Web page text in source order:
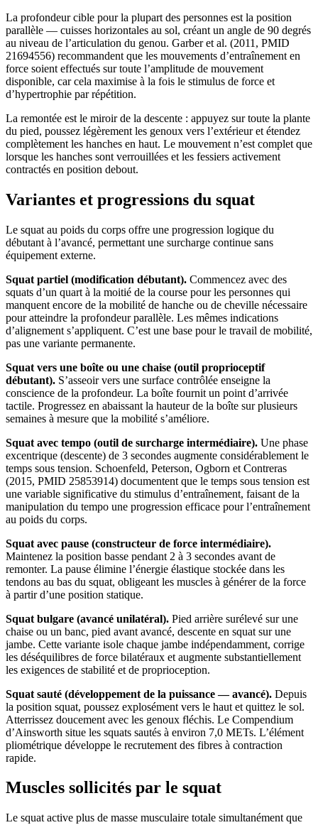
La profondeur cible pour la plupart des personnes est la position
parallèle — cuisses horizontales au sol, créant un angle de 90 degrés
au niveau de l’articulation du genou. Garber et al. (2011, PMID
21694556) recommandent que les mouvements d’entraînement en
force soient effectués sur toute l’amplitude de mouvement
disponible, car cela maximise à la fois le stimulus de force et
d’hypertrophie par répétition.
La remontée est le miroir de la descente : appuyez sur toute la plante
du pied, poussez légèrement les genoux vers l’extérieur et étendez
complètement les hanches en haut. Le mouvement n’est complet que
lorsque les hanches sont verrouillées et les fessiers activement
contractés en position debout.
Variantes et progressions du squat
Le squat au poids du corps offre une progression logique du
débutant à l’avancé, permettant une surcharge continue sans
équipement externe.
Squat partiel (modification débutant). Commencez avec des
squats d’un quart à la moitié de la course pour les personnes qui
manquent encore de la mobilité de hanche ou de cheville nécessaire
pour atteindre la profondeur parallèle. Les mêmes indications
d’alignement s’appliquent. C’est une base pour le travail de mobilité,
pas une variante permanente.
Squat vers une boîte ou une chaise (outil proprioceptif
débutant). S’asseoir vers une surface contrôlée enseigne la
conscience de la profondeur. La boîte fournit un point d’arrivée
tactile. Progressez en abaissant la hauteur de la boîte sur plusieurs
semaines à mesure que la mobilité s’améliore.
Squat avec tempo (outil de surcharge intermédiaire). Une phase
excentrique (descente) de 3 secondes augmente considérablement le
temps sous tension. Schoenfeld, Peterson, Ogborn et Contreras
(2015, PMID 25853914) documentent que le temps sous tension est
une variable significative du stimulus d’entraînement, faisant de la
manipulation du tempo une progression efficace pour l’entraînement
au poids du corps.
Squat avec pause (constructeur de force intermédiaire).
Maintenez la position basse pendant 2 à 3 secondes avant de
remonter. La pause élimine l’énergie élastique stockée dans les
tendons au bas du squat, obligeant les muscles à générer de la force
à partir d’une position statique.
Squat bulgare (avancé unilatéral). Pied arrière surélevé sur une
chaise ou un banc, pied avant avancé, descente en squat sur une
jambe. Cette variante isole chaque jambe indépendamment, corrige
les déséquilibres de force bilatéraux et augmente substantiellement
les exigences de stabilité et de proprioception.
Squat sauté (développement de la puissance — avancé). Depuis
la position squat, poussez explosément vers le haut et quittez le sol.
Atterrissez doucement avec les genoux fléchis. Le Compendium
d’Ainsworth situe les squats sautés à environ 7,0 METs. L’élément
pliométrique développe le recrutement des fibres à contraction
rapide.
Muscles sollicités par le squat
Le squat active plus de masse musculaire totale simultanément que